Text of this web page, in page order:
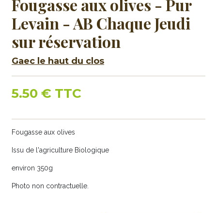
Fougasse aux olives - Pur
Levain - AB Chaque Jeudi
sur réservation
Gaec le haut du clos
5.50 € TTC
Fougasse aux olives
Issu de l'agriculture Biologique
environ 350g
Photo non contractuelle.